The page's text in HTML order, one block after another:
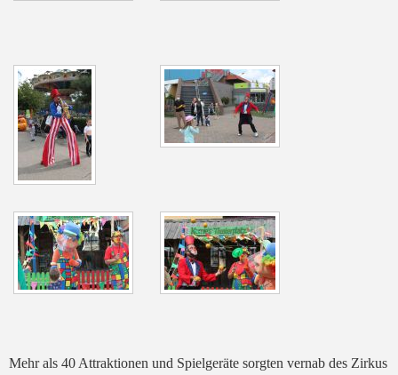
Mehr als 40 Attraktionen und Spielgeräte sorgten vernab des Zirkus